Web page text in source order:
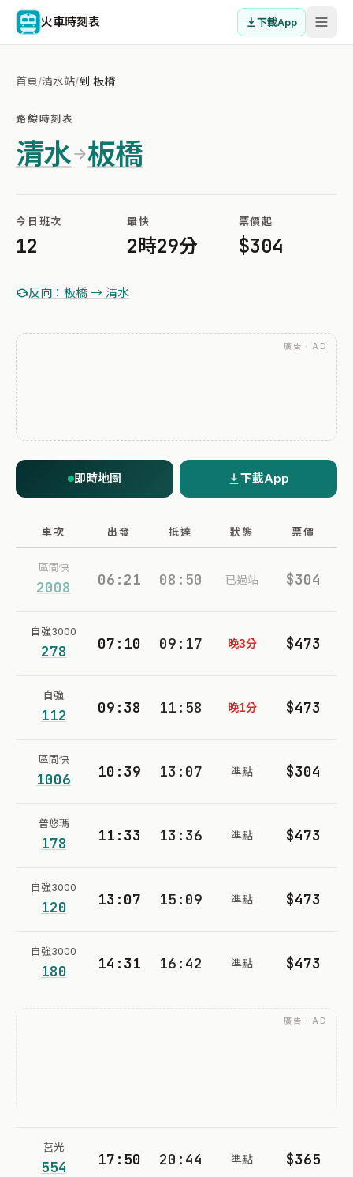
火車時刻表 下載App
首頁/清水站/到 板橋
路線時刻表
清水 板橋
今日班次
12
最快
2時29分
票價起
$304
反向：板橋 → 清水
廣告 · AD
即時地圖 下載App
車次 出發 抵達 狀態 票價
區間快
2008 06:21 08:50 已過站 $304
自強3000
278 07:10 09:17 晚3分 $473
自強
112 09:38 11:58 晚1分 $473
區間快
1006 10:39 13:07 準點 $304
普悠瑪
178 11:33 13:36 準點 $473
自強3000
120 13:07 15:09 準點 $473
自強3000
180 14:31 16:42 準點 $473
廣告 · AD
莒光
554 17:50 20:44 準點 $365